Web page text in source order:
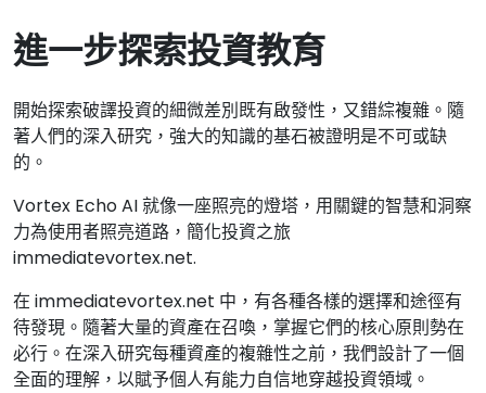
進一步探索投資教育
開始探索破譯投資的細微差別既有啟發性，又錯綜複雜。隨
著人們的深入研究，強大的知識的基石被證明是不可或缺
的。
Vortex Echo AI 就像一座照亮的燈塔，用關鍵的智慧和洞察
力為使用者照亮道路，簡化投資之旅
immediatevortex.net.
在 immediatevortex.net 中，有各種各樣的選擇和途徑有
待發現。隨著大量的資產在召喚，掌握它們的核心原則勢在
必行。在深入研究每種資產的複雜性之前，我們設計了一個
全面的理解，以賦予個人有能力自信地穿越投資領域。